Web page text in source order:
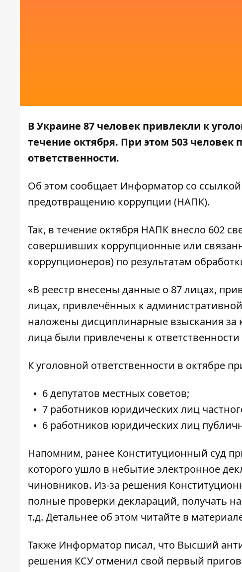
В Украине 87 человек привлекли к
течение октября. При этом 503
ответственности.
Об этом сообщает Информатор со
предотвращению коррупции (НАПК).
Так, в течение октября НАПК внесло 602
совершивших коррупционные или
коррупционеров) по результатам
«В реестр внесены данные о 87 лицах,
лицах, привлечённых к
наложены дисциплинарные взыскания
лица были привлечены к
К уголовной ответственности в октябре
6 депутатов местных советов;
7 работников юридических лиц
6 работников юридических лиц
Напомним, ранее Конституционный суд
которого ушло в небытие электронное
чиновников. Из-за решения
полные проверки деклараций, получать
т.д. Детальнее об этом читайте в
Также Информатор писал, что Высший
решения КСУотменил свой первый